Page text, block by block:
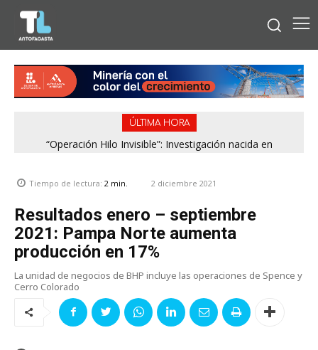
ÚLTIMA HORA
“Operación Hilo Invisible”: Investigación nacida en
Tiempo de lectura: 2 min. 2 diciembre 2021
Resultados enero – septiembre
2021: Pampa Norte aumenta
producción en 17%
La unidad de negocios de BHP incluye las operaciones de Spence y
Cerro Colorado